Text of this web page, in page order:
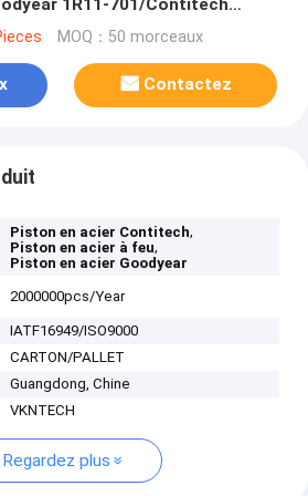
1R11-701/Contitech
MOQ：50 morceaux
Contactez
Piston en acier Contitech,
Piston en acier à feu,
Piston en acier Goodyear
2000000pcs/Year
IATF16949/ISO9000
CARTON/PALLET
Guangdong, Chine
VKNTECH
Regardez plus